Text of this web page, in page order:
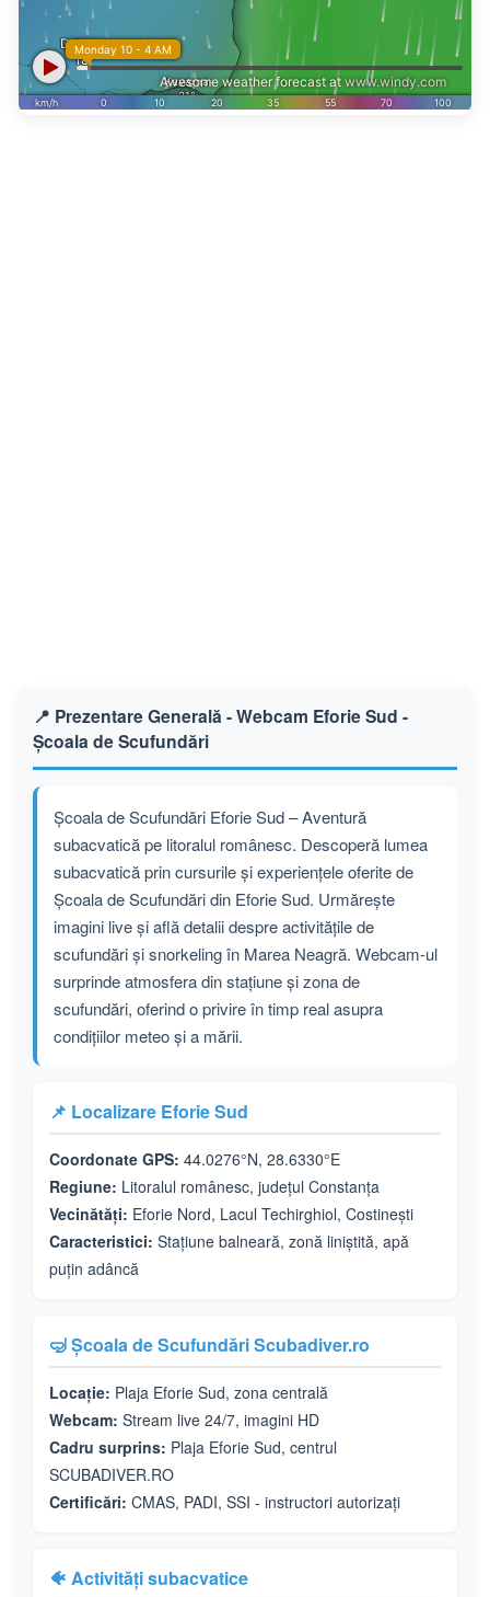
📍 Prezentare Generală - Webcam Eforie Sud -
Școala de Scufundări
Școala de Scufundări Eforie Sud – Aventură
subacvatică pe litoralul românesc. Descoperă lumea
subacvatică prin cursurile și experiențele oferite de
Școala de Scufundări din Eforie Sud. Urmărește
imagini live și află detalii despre activitățile de
scufundări și snorkeling în Marea Neagră. Webcam-ul
surprinde atmosfera din stațiune și zona de
scufundări, oferind o privire în timp real asupra
condițiilor meteo și a mării.
📌 Localizare Eforie Sud
Coordonate GPS: 44.0276°N, 28.6330°E
Regiune: Litoralul românesc, județul Constanța
Vecinătăți: Eforie Nord, Lacul Techirghiol, Costinești
Caracteristici: Stațiune balneară, zonă liniștită, apă
puțin adâncă
🤿 Școala de Scufundări Scubadiver.ro
Locație: Plaja Eforie Sud, zona centrală
Webcam: Stream live 24/7, imagini HD
Cadru surprins: Plaja Eforie Sud, centrul
SCUBADIVER.RO
Certificări: CMAS, PADI, SSI - instructori autorizați
🐠 Activități subacvatice